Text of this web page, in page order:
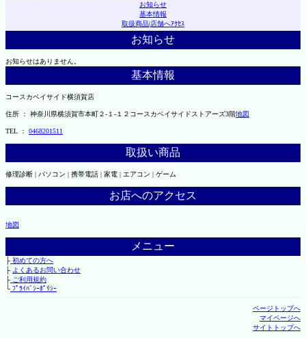
お知らせ
基本情報
取扱商品|店舗へｱｸｾｽ
お知らせ
お知らせはありません。
基本情報
コースカベイサイド横須賀店
住所 ： 神奈川県横須賀市本町２-１-１２コースカベイサイドストアーズ3階地図
TEL ： 0468201511
取扱い商品
修理診断 | パソコン | 携帯電話 | 家電 | エアコン | ゲーム
お店へのアクセス
地図
メニュー
├初めての方へ
├ よくあるお問い合わせ
├ご利用規約
└ﾌﾟﾗｲﾊﾞｼｰﾎﾟﾘｼｰ
ページトップへ
マイページへ
サイトトップへ